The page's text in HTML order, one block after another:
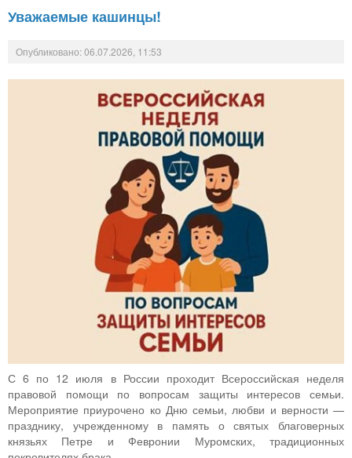
Уважаемые кашинцы!
Опубликовано: 06.07.2026, 11:53
С 6 по 12 июля в России проходит Всероссийская неделя
правовой помощи по вопросам защиты интересов семьи.
Мероприятие приурочено ко Дню семьи, любви и верности —
празднику, учрежденному в память о святых благоверных
князьях Петре и Февронии Муромских, традиционных